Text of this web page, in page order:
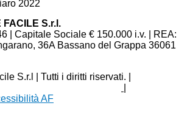
FACILE S.r.l.
| Capitale Sociale € 150.000 i.v. | REA:
36A Bassano del Grappa 36061
S.r.l | Tutti i diritti riservati. |
AF